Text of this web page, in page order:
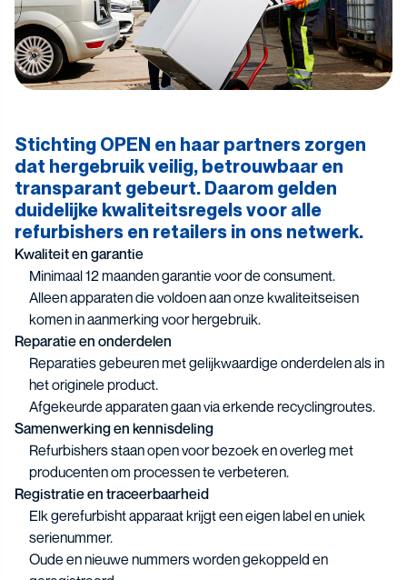
Stichting OPEN en haar partners zorgen
dat hergebruik veilig, betrouwbaar en
transparant gebeurt. Daarom gelden
duidelijke kwaliteitsregels voor alle
refurbishers en retailers in ons netwerk.
Kwaliteit en garantie
Minimaal 12 maanden garantie voor de consument.
Alleen apparaten die voldoen aan onze kwaliteitseisen
komen in aanmerking voor hergebruik.
Reparatie en onderdelen
Reparaties gebeuren met gelijkwaardige onderdelen als in
het originele product.
Afgekeurde apparaten gaan via erkende recyclingroutes.
Samenwerking en kennisdeling
Refurbishers staan open voor bezoek en overleg met
producenten om processen te verbeteren.
Registratie en traceerbaarheid
Elk gerefurbisht apparaat krijgt een eigen label en uniek
serienummer.
Oude en nieuwe nummers worden gekoppeld en